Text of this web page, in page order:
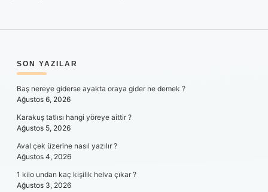
SIDEBAR
SON YAZILAR
Baş nereye giderse ayakta oraya gider ne demek ?
Ağustos 6, 2026
Karakuş tatlısı hangi yöreye aittir ?
Ağustos 5, 2026
Aval çek üzerine nasıl yazılır ?
Ağustos 4, 2026
1 kilo undan kaç kişilik helva çıkar ?
Ağustos 3, 2026